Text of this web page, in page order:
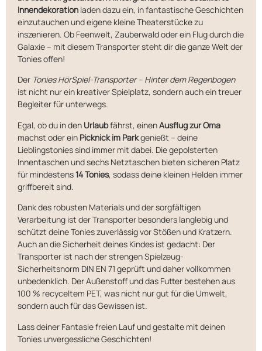
Innendekoration laden dazu ein, in fantastische Geschichten
einzutauchen und eigene kleine Theaterstücke zu
inszenieren. Ob Feenwelt, Zauberwald oder ein Flug durch die
Galaxie – mit diesem Transporter steht dir die ganze Welt der
Tonies offen!
Der Tonies HörSpiel-Transporter – Hinter dem Regenbogen
ist nicht nur ein kreativer Spielplatz, sondern auch ein treuer
Begleiter für unterwegs.
Egal, ob du in den Urlaubfährst, einenAusflug zur Oma
machst oder ein Picknick im Parkgenießt – deine
Lieblingstonies sind immer mit dabei. Die gepolsterten
Innentaschen und sechs Netztaschen bieten sicheren Platz
für mindestens14 Tonies, sodass deine kleinen Helden immer
griffbereit sind.
Dank des robusten Materials und der sorgfältigen
Verarbeitung ist der Transporter besonders langlebig und
schützt deine Tonies zuverlässig vor Stößen und Kratzern.
Auch an die Sicherheit deines Kindes ist gedacht: Der
Transporter ist nach der strengen Spielzeug-
Sicherheitsnorm DIN EN 71 geprüft und daher vollkommen
unbedenklich. Der Außenstoff und das Futter bestehen aus
100 % recyceltem PET, was nicht nur gut für die Umwelt,
sondern auch für das Gewissen ist.
Lass deiner Fantasie freien Lauf und gestalte mit deinen
Tonies unvergessliche Geschichten!